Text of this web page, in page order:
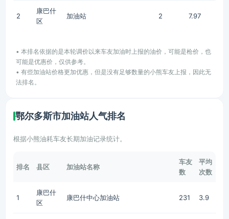
2
康巴什
区
加油站 2 7.97
• 本排名依据的是本轮调价以来车友加油时上报的油价，可能是枪价，也
可能是优惠价，仅供参考。
• 有些加油站价格更加优惠，但是没有足够数量的小熊车友上报，因此无
法排名。
鄂尔多斯市加油站人气排名
根据小熊油耗车友长期加油记录统计。
排名 县区 加油站名称
车友
数
平均
次数
1
康巴什
区
康巴什中心加油站 231 3.9